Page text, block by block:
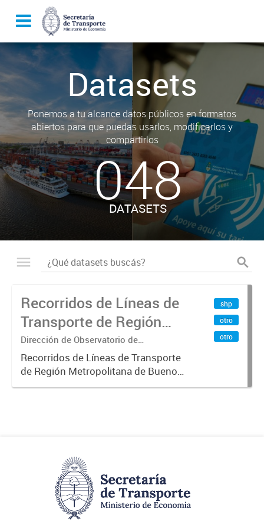
Datasets
Ponemos a tu alcance datos públicos en formatos
abiertos para que puedas usarlos, modificarlos y
compartirlos
048
DATASETS
Recorridos de Líneas de
Transporte de Región
Metropolitana de
Buenos Aires (RMBA)
Dirección de Observatorio de
Transporte, Estudio y Sistemas
Recorridos de Líneas de Transporte
de Región Metropolitana de Buenos
Aires (RMBA).-
shp
otro
otro